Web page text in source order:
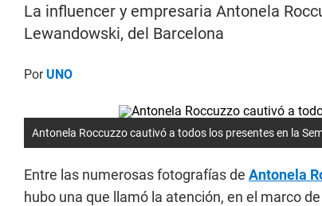
La influencer y empresaria Antonela
Lewandowski, del Barcelona
PorUNO
Antonela Roccuzzo cautivó a todos los presentes en la
Entre las numerosas fotografías de Antonela
hubo una que llamó la atención, en el marco